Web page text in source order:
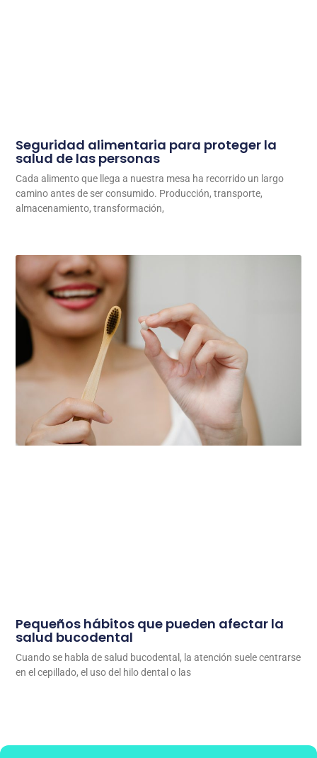
Seguridad alimentaria para proteger la
salud de las personas
Cada alimento que llega a nuestra mesa ha recorrido un largo
camino antes de ser consumido. Producción, transporte,
almacenamiento, transformación,
Pequeños hábitos que pueden afectar la
salud bucodental
Cuando se habla de salud bucodental, la atención suele centrarse
en el cepillado, el uso del hilo dental o las